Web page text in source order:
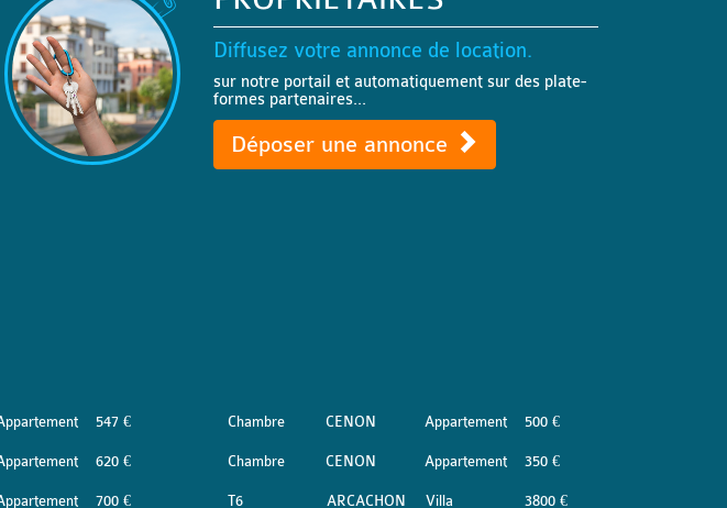
Diffusez votre annonce de location.
sur notre portail et automatiquement sur des plate-
formes partenaires...
Déposer une annonce
547 €
620 €
700 €
Chambre CENON Appartement 500 €
Chambre CENON Appartement 350 €
T6 ARCACHON Villa 3800 €